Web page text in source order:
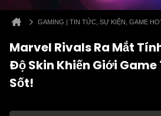
GAMING | TIN TỨC, SỰ KIỆN, GAME
Marvel Rivals Ra Mắt
Độ Skin Khiến Giới Game
Sốt!